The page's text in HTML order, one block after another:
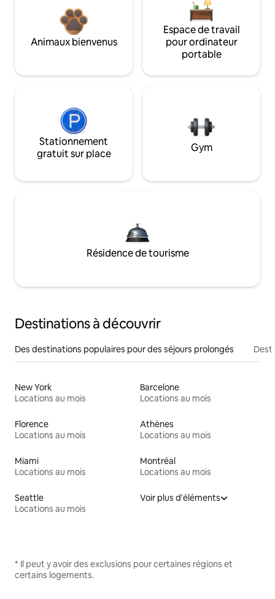
Animaux bienvenus
Espace de travail
pour ordinateur
portable
Stationnement
gratuit sur place
Gym
Résidence de tourisme
Destinations à découvrir
Des destinations populaires pour des séjours prolongés
New York
Locations au mois
Barcelone
Locations au mois
Florence
Locations au mois
Athènes
Locations au mois
Miami
Locations au mois
Montréal
Locations au mois
Seattle
Locations au mois
Voir plus d'éléments
* Il peut y avoir des exclusions pour certaines régions et
certains logements.